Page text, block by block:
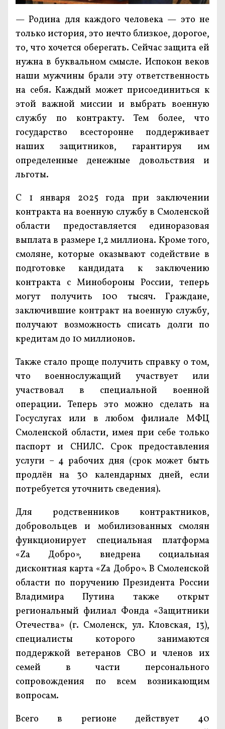
— Родина для каждого человека — это не
только история, это нечто близкое, дорогое,
то, что хочется оберегать. Сейчас защита ей
нужна в буквальном смысле. Испокон веков
наши мужчины брали эту ответственность
на себя. Каждый может присоединиться к
этой важной миссии и выбрать военную
службу по контракту. Тем более, что
государство всесторонне поддерживает
наших защитников, гарантируя им
определенные денежные довольствия и
льготы.
С 1 января 2025 года при заключении
контракта на военную службу в Смоленской
области предоставляется единоразовая
выплата в размере 1,2 миллиона. Кроме того,
смоляне, которые оказывают содействие в
подготовке кандидата к заключению
контракта с Минобороны России, теперь
могут получить 100 тысяч. Граждане,
заключившие контракт на военную службу,
получают возможность списать долги по
кредитам до 10 миллионов.
Также стало проще получить справку о том,
что военнослужащий участвует или
участвовал в специальной военной
операции. Теперь это можно сделать на
Госуслугах или в любом филиале МФЦ
Смоленской области, имея при себе только
паспорт и СНИЛС. Срок предоставления
услуги – 4 рабочих дня (срок может быть
продлён на 30 календарных дней, если
потребуется уточнить сведения).
Для родственников контрактников,
добровольцев и мобилизованных смолян
функционирует специальная платформа
«Za Добро», внедрена социальная
дисконтная карта «Zа Добро». В Смоленской
области по поручению Президента России
Владимира Путина также открыт
региональный филиал Фонда «Защитники
Отечества» (г. Смоленск, ул. Кловская, 13),
специалисты которого занимаются
поддержкой ветеранов СВО и членов их
семей в части персонального
сопровождения по всем возникающим
вопросам.
Всего в регионе действует 40